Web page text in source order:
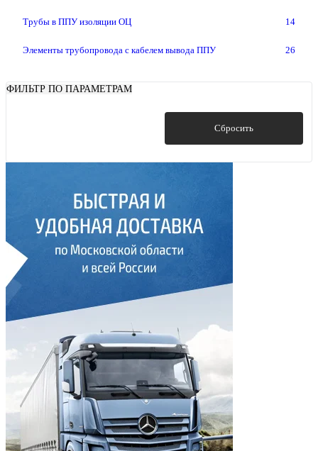
Трубы в ППУ изоляции ОЦ 14
Элементы трубопровода с кабелем вывода ППУ 26
ФИЛЬТР ПО ПАРАМЕТРАМ
Сбросить